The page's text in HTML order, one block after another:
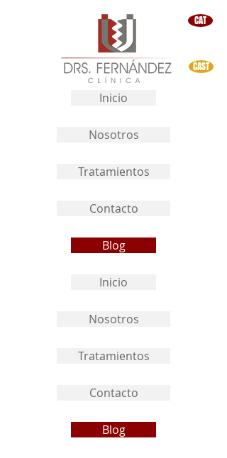
CAT
CAST
Inicio
Nosotros
Tratamientos
Contacto
Blog
Inicio
Nosotros
Tratamientos
Contacto
Blog